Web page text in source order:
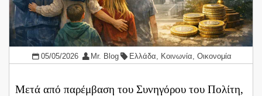
05/05/2026 Mr. Blog Ελλάδα, Κοινωνία,Οικονομία
Μετά από παρέμβαση του Συνηγόρου του Πολίτη,